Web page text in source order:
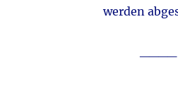
werden